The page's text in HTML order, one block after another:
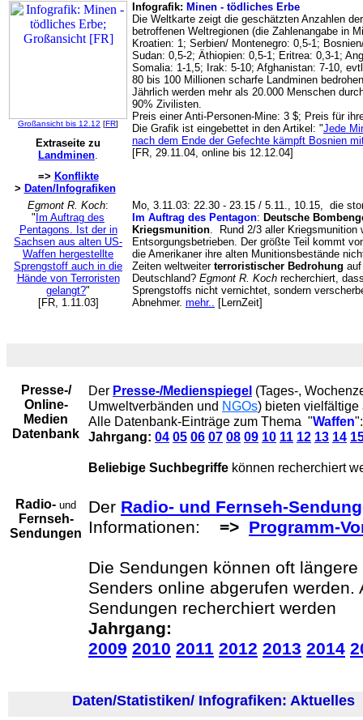
Großansicht bis 12.12 [FR]
Extraseite zu
Landminen.
=> Konflikte
> Daten/Infografiken
Infografik: Minen - tödliches Erbe
Die Weltkarte zeigt die geschätzten Anzahlen
betroffenen Weltregionen (die Zahlenangabe in
Kroatien: 1; Serbien/ Montenegro: 0,5-1;
Sudan: 0,5-2; Äthiopien: 0,5-1; Eritrea: 0,3-1;
Somalia: 1-1,5; Irak: 5-10; Afghanistan: 7-10,
80 bis 100 Millionen scharfe Landminen
Jährlich werden mehr als 20.000 Menschen
90% Zivilisten.
Preis einer Anti-Personen-Mine: 3 $; Preis für
Die Grafik ist eingebettet in den Artikel: "Jede
nach dem Ende der Gefechte kämpft Bosnien
[FR, 29.11.04, online bis 12.12.04]
Egmont R. Koch:
" Im Auftrag des
Pentagons. Ist der in
Sachsen aus alten US-
Waffen hergestellte
Sprengstoff auch in die
Hände von Terroristen
gelangt?"
[FR, 1.11.03]
Mo, 3.11.03: 22.30 - 23.15 / 5.11., 10.15, die
Im Auftrag des Pentagon: Deutsche
Kriegsmunition. Rund 2/3 aller Kriegsmunition
Entsorgungsbetrieben. Der größte Teil kommt
die Amerikaner ihre alten Munitionsbestände
Zeiten weltweiter terroristischer Bedrohung
Deutschland? Egmont R. Koch recherchiert,
Sprengstoffs nicht vernichtet, sondern
Abnehmer. mehr.. [LernZeit]
Presse-/
Online-
Medien
Datenbank
Der Presse-/Medienspiegel (Tages-,
Umweltverbänden und NGOs) bieten vielfältige
Alle Datenbank-Einträge zum Thema "Waffen":
Jahrgang: 04 05 06 07 08 09 10 11 12 13 14
Beliebige Suchbegriffe können recherchiert
Radio- und
Fernseh-
Sendungen
Der Radio- und Fernseh-
Informationen:
=> Programm-
Die Sendungen können oft
Senders online abgerufen
Sendungen recherchiert werden
Jahrgang:
2009 2010 2011 2012 2013 2014
Daten/Statistiken/ Infografiken: Aktuelles